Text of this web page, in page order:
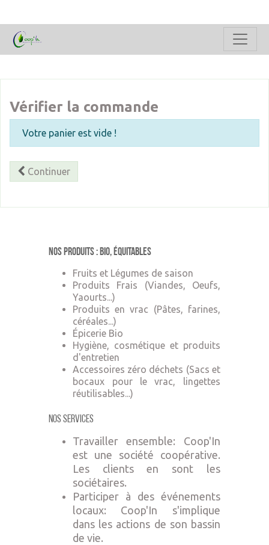
Vérifier la commande
Votre panier est vide !
Continuer
Nos produits : Bio, équitables
Fruits et Légumes de saison
Produits Frais (Viandes, Oeufs,
Yaourts...)
Produits en vrac (Pâtes, farines,
céréales...)
Épicerie Bio
Hygiène, cosmétique et produits
d'entretien
Accessoires zéro déchets (Sacs et
bocaux pour le vrac, lingettes
réutilisables...)
Nos Services
Travailler ensemble: Coop'In
est une société coopérative.
Les clients en sont les
sociétaires.
Participer à des événements
locaux: Coop'In s'implique
dans les actions de son bassin
de vie.